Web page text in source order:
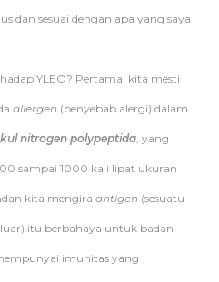
dan sesuai dengan apa yang saya
YLEO? Pertama, kita mesti
allergen (penyebab alergi) dalam
nitrogen polypeptida , yang
sampai 1000 kali lipat ukuran
kita mengira antigen (sesuatu
itu berbahaya untuk badan
imunitas yang